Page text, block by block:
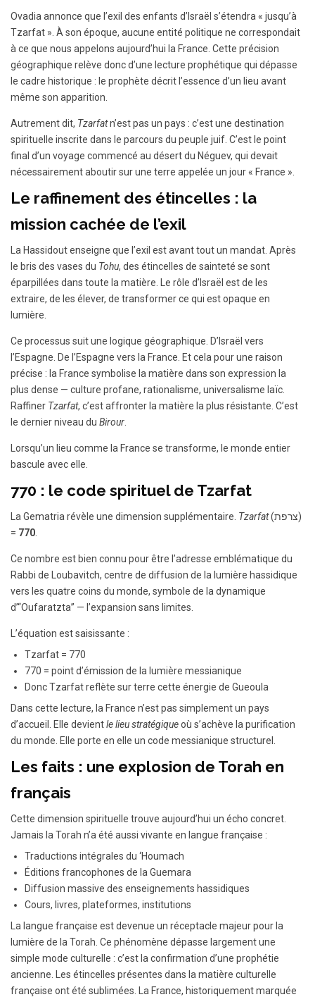
Ovadia annonce que l’exil des enfants d’Israël s’étendra « jusqu’à
Tzarfat ». À son époque, aucune entité politique ne correspondait
à ce que nous appelons aujourd’hui la France. Cette précision
géographique relève donc d’une lecture prophétique qui dépasse
le cadre historique : le prophète décrit l’essence d’un lieu avant
même son apparition.
Autrement dit, Tzarfatn’est pas un pays : c’est une destination
spirituelle inscrite dans le parcours du peuple juif. C’est le point
final d’un voyage commencé au désert du Néguev, qui devait
nécessairement aboutir sur une terre appelée un jour « France ».
Le raffinement des étincelles : la
mission cachée de l’exil
La Hassidout enseigne que l’exil est avant tout un mandat. Après
le bris des vases du Tohu, des étincelles de sainteté se sont
éparpillées dans toute la matière. Le rôle d’Israël est de les
extraire, de les élever, de transformer ce qui est opaque en
lumière.
Ce processus suit une logique géographique. D’Israël vers
l’Espagne. De l’Espagne vers la France. Et cela pour une raison
précise : la France symbolise la matière dans son expression la
plus dense — culture profane, rationalisme, universalisme laïc.
Raffiner Tzarfat, c’est affronter la matière la plus résistante. C’est
le dernier niveau du Birour
Lorsqu’un lieu comme la France se transforme, le monde entier
bascule avec elle.
770 : le code spirituel de Tzarfat
La Gematria révèle une dimension supplémentaire. Tzarfat(צרפת)
= 770
Ce nombre est bien connu pour être l’adresse emblématique du
Rabbi de Loubavitch, centre de diffusion de la lumière hassidique
vers les quatre coins du monde, symbole de la dynamique
d’“Oufaratzta” — l’expansion sans limites.
L’équation est saisissante :
Tzarfat = 770
770 = point d’émission de la lumière messianique
Donc Tzarfat reflète sur terre cette énergie de Gueoula
Dans cette lecture, la France n’est pas simplement un pays
d’accueil. Elle devientle lieu stratégiqueoù s’achève la purification
du monde. Elle porte en elle un code messianique structurel.
Les faits : une explosion de Torah en
français
Cette dimension spirituelle trouve aujourd’hui un écho concret.
Jamais la Torah n’a été aussi vivante en langue française :
Traductions intégrales du ‘Houmach
Éditions francophones de la Guemara
Diffusion massive des enseignements hassidiques
Cours, livres, plateformes, institutions
La langue française est devenue un réceptacle majeur pour la
lumière de la Torah. Ce phénomène dépasse largement une
simple mode culturelle : c’est la confirmation d’une prophétie
ancienne. Les étincelles présentes dans la matière culturelle
française ont été sublimées. La France, historiquement marquée